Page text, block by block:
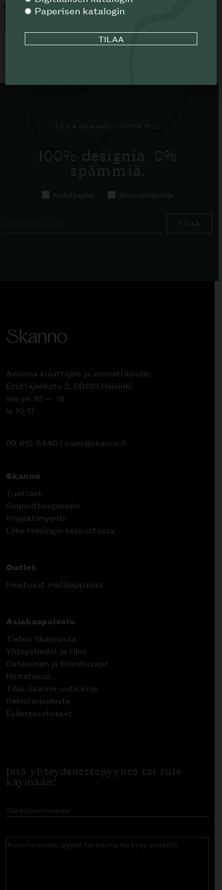
Stingray
TUUCI
ALK.
Kay ulkotuoli
TILAA SKANNO-UUTISKIRJE
100% designia. 0%
spämmiä.
Kuluttajille Ammattilaisille
TILAA
Avoinna kuluttajille ja ammattilaisille:
Erottajankatu 2, 00120 Helsinki
ma-pe 10 — 18
la 10-17
09 612 9440 | sales@skanno.fi
Skanno
Tuotteet
Suunnittelupalvelu
Projektimyynti
Liike Helsingin keskustassa
Outlet
Poistuvat mallikappaleet
Asiakaspalvelu
Tietoa Skannosta
Yhteystiedot ja tiimi
Ostaminen ja toimitusajat
Hintatakuu
Tilaa Skanno-uutiskirje
Rekisteriseloste
Evästeasetukset
Jätä yhteydenottopyyntö tai tule
käymään!
Sähköpostiosoite(Pakollinen)
Kirjoita
Paperisen katalogin